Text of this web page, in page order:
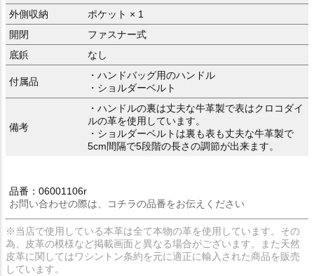
外側収納
ポケット × 1
開閉
ファスナー式
底鋲
なし
付属品
・ハンドバッグ用のハンドル
・ショルダーベルト
備考
・ハンドルの裏は丈夫な牛革製で表はクロコダイ
ルの革を使用しています。
・ショルダーベルトは裏も表も丈夫な牛革製で
5cm間隔で5段階の長さの調節が出来ます。
品番：06001106r
お問い合わせの際は、コチラの品番をお伝えください
※当店で使用している本革は全て本物の革を使用しています。その
為、皮革の模様など掲載画面と異なる場合がございます。また天然
皮革に関してはワシントン条約を元に適正に輸入された商品を販売
しています。